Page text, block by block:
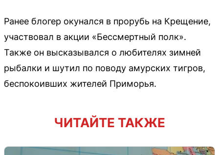
Ранее блогер окунался в прорубь на Крещение,
участвовал в акции «Бессмертный полк».
Также он высказывался о любителях зимней
рыбалки и шутил по поводу амурских тигров,
беспокоивших жителей Приморья.
ЧИТАЙТЕ ТАКЖЕ